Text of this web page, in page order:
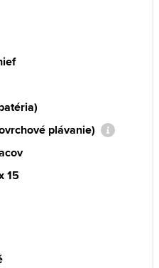
plávanie)
15